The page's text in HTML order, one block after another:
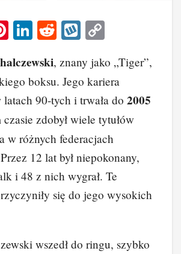
Pi
er
e
st
Li
k
e
dI
n
R
d
di
t
W
o
p
p
y
Li
n
k
, znany jako „Tiger”,
boksu. Jego kariera
latach 90-tych i trwała do 2005
zdobył wiele tytułów
w różnych federacjach
12 lat był niepokonany,
i 48 z nich wygrał. Te
się do jego wysokich
wszedł do ringu, szybko